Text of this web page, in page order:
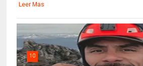
Leer Mas
10